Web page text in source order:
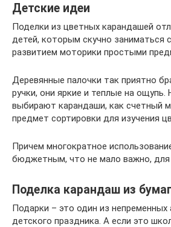
Детские идеи
Поделки из цветных карандашей
детей, которым скучно заниматься
развитием моторики простыми
Деревянные палочки так приятно
ручки, они яркие и теплые на ощупь.
выбирают карандаши, как счетный
предмет сортировки для изучения
Причем многократное
бюджетным, что не мало важно, для
Поделка карандаш из
Подарки – это один из
детского праздника. А если это